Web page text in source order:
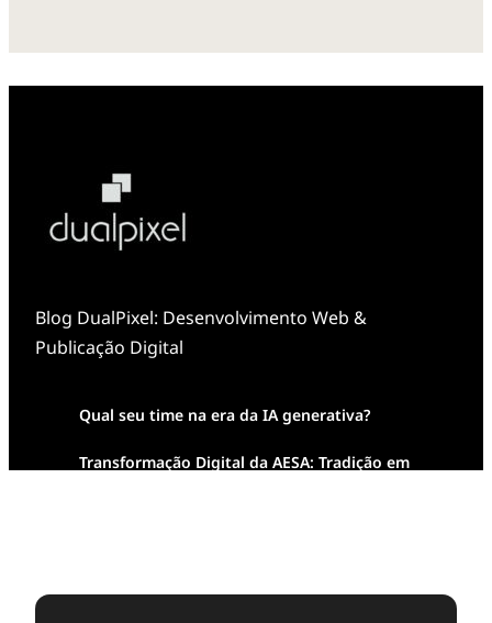
Blog DualPixel: Desenvolvimento Web &
Publicação Digital
Qual seu time na era da IA generativa?
Transformação Digital da AESA: Tradição em